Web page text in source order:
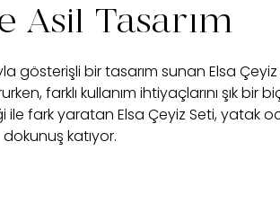
Asil Tasarım
gösterişli bir tasarım sunan Elsa
farklı kullanım ihtiyaçlarını şık bir
ile fark yaratan Elsa Çeyiz Seti, yatak
dokunuş katıyor.